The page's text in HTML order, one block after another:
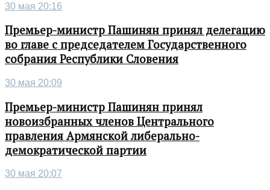
30 мая 20:16
Премьер-министр Пашинян принял делегацию
во главе с председателем Государственного
собрания Республики Словения
30 мая 20:09
Премьер-министр Пашинян принял
новоизбранных членов Центрального
правления Армянской либерально-
демократической партии
30 мая 20:07